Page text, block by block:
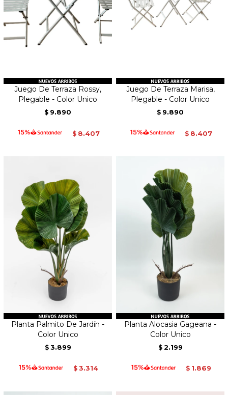
Juego De Terraza Rossy,
Plegable - Color Unico
$ 9.890
$ 8.407
Juego De Terraza Marisa,
Plegable - Color Unico
$ 9.890
$ 8.407
Planta Palmito De Jardín -
Color Unico
$ 3.899
$ 3.314
Planta Alocasia Gageana -
Color Unico
$ 2.199
$ 1.869